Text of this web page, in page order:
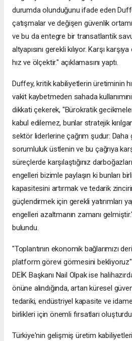
durumda olunduğunu ifade eden
çatışmalar ve değişen güvenlik
ve bu da entegre bir transatlantik
altyapısını gerekli kılıyor. Karşı
hız ve ölçektir." açıklamasını yaptı.
Duffey, kritik kabiliyetlerin üretiminin
vakit kaybetmeden sahada
dikkati çekerek, "Bürokratik
kabul edilemez, bunlar stratejik
sektör liderlerine çağrım şudur: Daha
sorumluluk üstlenin ve bu çağrıya
süreçlerde karşılaştığınız
engelleri bizimle paylaşın ki bunları
kapasitesini artırmak ve tedarik
güçlendirmek için gerekli yatırımları
engelleri azaltmanın zamanı
bulundu.
"Toplantının ekonomik bağlarımızı
platform görevi görmesini bekliyoruz"
DEİK Başkanı Nail Olpak ise
önüne alındığında, artan küresel
tedariki, endüstriyel kapasite ve
birlikleri için önemli fırsatları
Türkiye'nin gelişmiş üretim